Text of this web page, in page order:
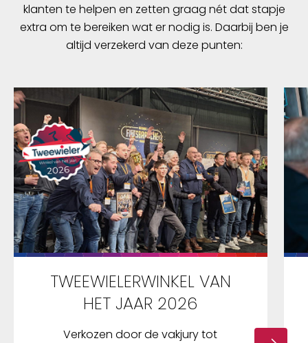
klanten te helpen en zetten graag nét dat stapje
extra om te bereiken wat er nodig is. Daarbij ben je
altijd verzekerd van deze punten:
TWEEWIELERWINKEL VAN
HET JAAR 2026
Verkozen door de vakjury tot